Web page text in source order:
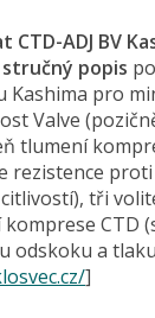
CTD-ADJ BV
stručný popis
Kashima pro
Valve
tlumení
rezistence
tři
CTD
odskoku a
]